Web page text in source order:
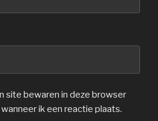
site bewaren in deze browser
ik een reactie plaats.